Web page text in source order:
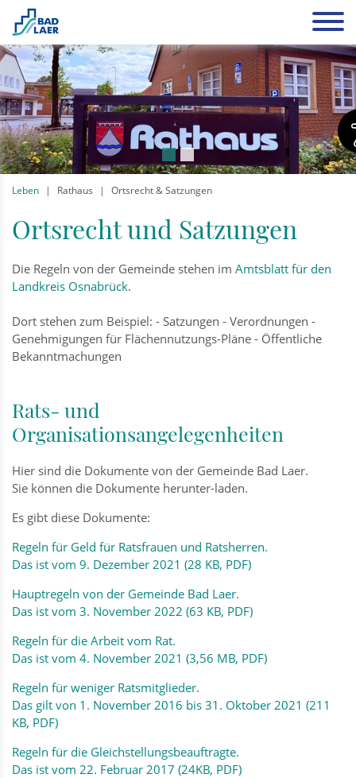
Leben Rathaus Ortsrecht & Satzungen
Ortsrecht und Satzungen
Die Regeln von der Gemeinde stehen im Amtsblatt für den
Landkreis Osnabrück.
Dort stehen zum Beispiel: - Satzungen - Verordnungen -
Genehmigungen für Flächennutzungs-Pläne - Öffentliche
Bekanntmachungen
Rats- und
Organisationsangelegenheiten
Hier sind die Dokumente von der Gemeinde Bad Laer.
Sie können die Dokumente herunter-laden.
Es gibt diese Dokumente:
Regeln für Geld für Ratsfrauen und Ratsherren.
Das ist vom 9. Dezember 2021 (28 KB, PDF)
Hauptregeln von der Gemeinde Bad Laer.
Das ist vom 3. November 2022 (63 KB, PDF)
Regeln für die Arbeit vom Rat.
Das ist vom 4. November 2021 (3,56 MB, PDF)
Regeln für weniger Ratsmitglieder.
Das gilt von 1. November 2016 bis 31. Oktober 2021 (211
KB, PDF)
Regeln für die Gleichstellungsbeauftragte.
Das ist vom 22. Februar 2017 (24KB, PDF)